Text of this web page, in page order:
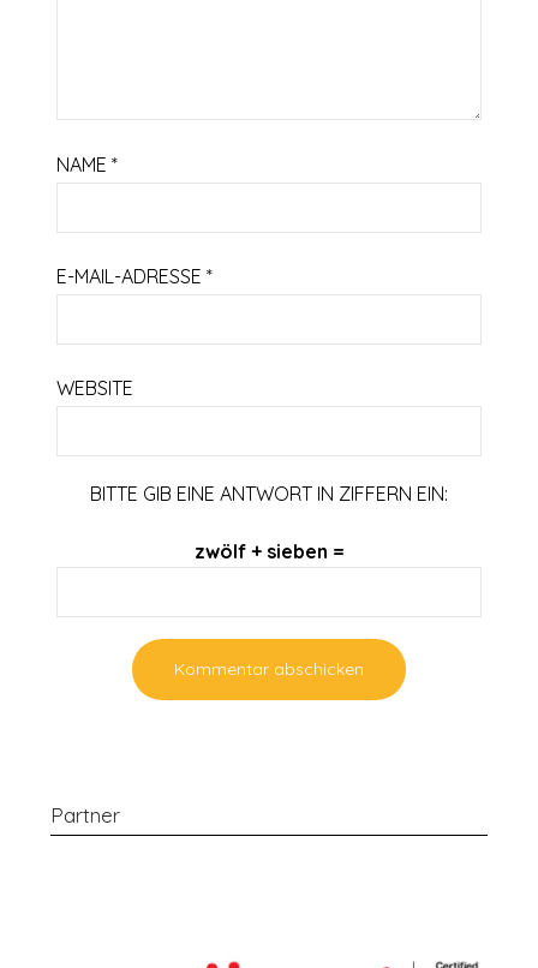
NAME*
E-MAIL-ADRESSE*
WEBSITE
BITTE GIB EINE ANTWORT IN ZIFFERN EIN:
zwölf + sieben =
Partner